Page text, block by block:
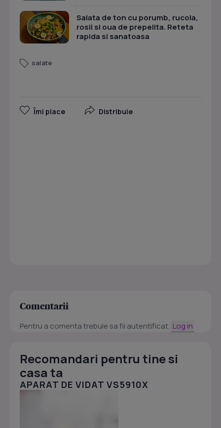
Salata de ton cu porumb, rucola,
rosii si oua de prepelita. Reteta
rapida si sanatoasa
salate
Îmi place Distribuie
Comentarii
Pentru a comenta trebuie sa fii autentificat. Log in
Recomandari pentru tine si
casa ta
APARAT DE VIDAT VS5910X